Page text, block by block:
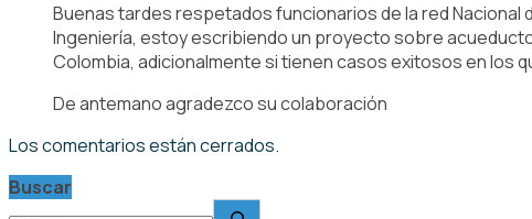
Buenas tardes respetados funcionarios de la red Nacional
Ingeniería, estoy escribiendo un proyecto sobre
Colombia, adicionalmente si tienen casos exitosos en los
De antemano agradezco su colaboración
Los comentarios están cerrados.
Buscar